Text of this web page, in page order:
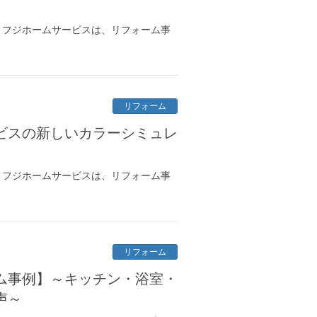
ジホームサービスは、リフォーム事
リフォーム
スの新しいカラーシミュレ
ジホームサービスは、リフォーム事
リフォーム
例】～キッチン・浴室・
～